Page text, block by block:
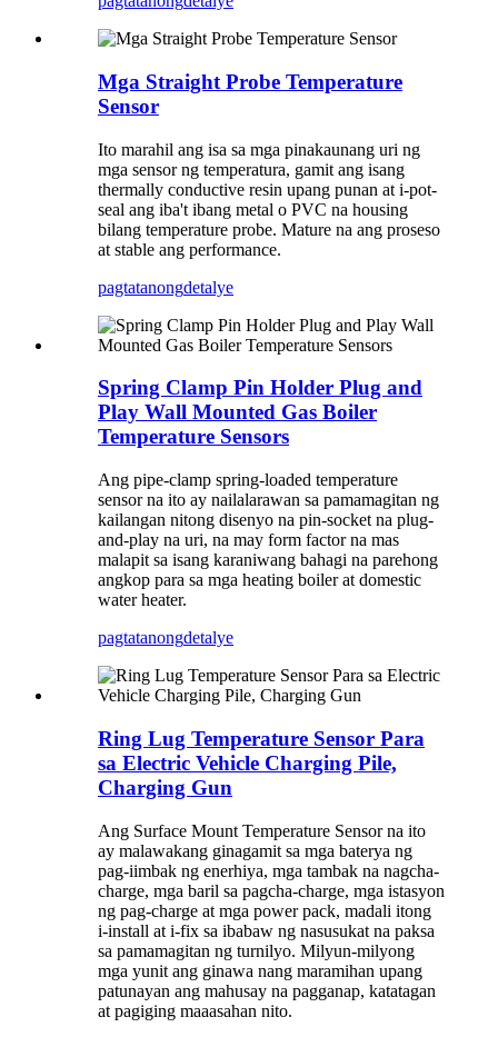
Mga Straight Probe Temperature
Sensor
Ito marahil ang isa sa mga pinakaunang uri ng
mga sensor ng temperatura, gamit ang isang
thermally conductive resin upang punan at i-pot-
seal ang iba't ibang metal o PVC na housing
bilang temperature probe. Mature na ang proseso
at stable ang performance.
pagtatanongdetalye
Spring Clamp Pin Holder Plug and
Play Wall Mounted Gas Boiler
Temperature Sensors
Ang pipe-clamp spring-loaded temperature
sensor na ito ay nailalarawan sa pamamagitan ng
kailangan nitong disenyo na pin-socket na plug-
and-play na uri, na may form factor na mas
malapit sa isang karaniwang bahagi na parehong
angkop para sa mga heating boiler at domestic
water heater.
pagtatanongdetalye
Ring Lug Temperature Sensor Para
sa Electric Vehicle Charging Pile,
Charging Gun
Ang Surface Mount Temperature Sensor na ito
ay malawakang ginagamit sa mga baterya ng
pag-iimbak ng enerhiya, mga tambak na nagcha-
charge, mga baril sa pagcha-charge, mga istasyon
ng pag-charge at mga power pack, madali itong
i-install at i-fix sa ibabaw ng nasusukat na paksa
sa pamamagitan ng turnilyo. Milyun-milyong
mga yunit ang ginawa nang maramihan upang
patunayan ang mahusay na pagganap, katatagan
at pagiging maaasahan nito.